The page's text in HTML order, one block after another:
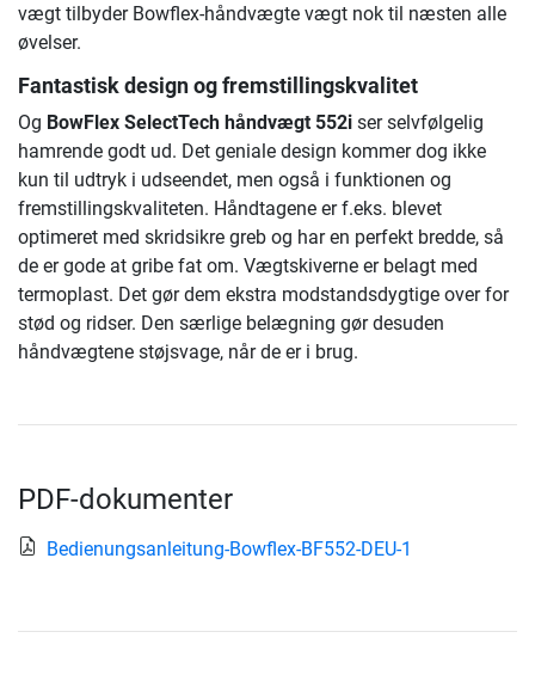
vægt tilbyder Bowflex-håndvægte vægt nok til næsten alle
øvelser.
Fantastisk design og fremstillingskvalitet
Og BowFlex SelectTech håndvægt 552i ser selvfølgelig
hamrende godt ud. Det geniale design kommer dog ikke
kun til udtryk i udseendet, men også i funktionen og
fremstillingskvaliteten. Håndtagene er f.eks. blevet
optimeret med skridsikre greb og har en perfekt bredde, så
de er gode at gribe fat om. Vægtskiverne er belagt med
termoplast. Det gør dem ekstra modstandsdygtige over for
stød og ridser. Den særlige belægning gør desuden
håndvægtene støjsvage, når de er i brug.
PDF-dokumenter
Bedienungsanleitung-Bowflex-BF552-DEU-1